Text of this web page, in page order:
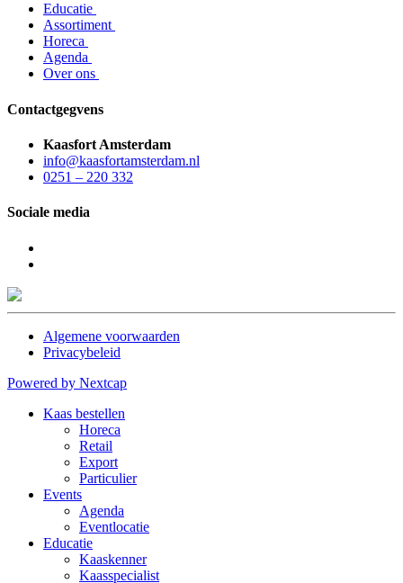
Educatie
Assortiment
Horeca
Agenda
Over ons
Contactgegvens
Kaasfort Amsterdam
info@kaasfortamsterdam.nl
0251 – 220 332
Sociale media
Algemene voorwaarden
Privacybeleid
Powered by Nextcap
Kaas bestellen
Horeca
Retail
Export
Particulier
Events
Agenda
Eventlocatie
Educatie
Kaaskenner
Kaasspecialist